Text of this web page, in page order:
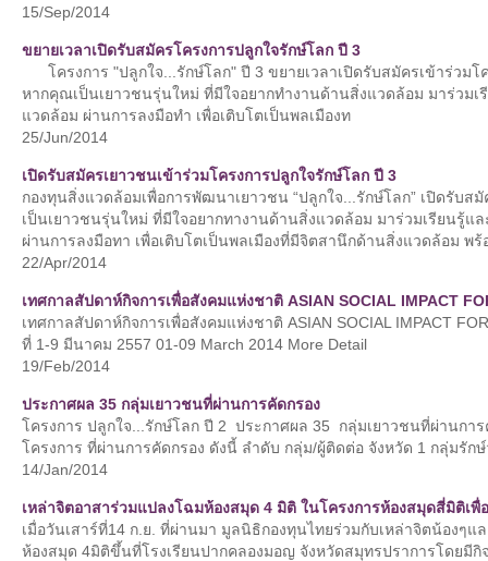
15/Sep/2014
ขยายเวลาเปิดรับสมัครโครงการปลูกใจรักษ์โลก ปี 3
โครงการ "ปลูกใจ...รักษ์โลก" ปี 3 ­ขยายเวลาเปิดรับสมัครเข้าร่วมโ
หากคุณเป็นเยาวชนรุ่นใหม่ ที่มีใจอยากทำงานด้านสิ่งแวดล้อม มาร่วม
แวดล้อม ผ่านการลงมือทำ เพื่อเติบโตเป็นพลเมืองท
25/Jun/2014
เปิดรับสมัครเยาวชนเข้าร่วมโครงการปลูกใจรักษ์โลก ปี 3
กองทุนสิ่งแวดล้อมเพื่อการพัฒนาเยาวชน “ปลูกใจ...รักษ์โลก” เปิดรับส
เป็นเยาวชนรุ่นใหม่ ที่มีใจอยากทางานด้านสิ่งแวดล้อม มาร่วมเรียนรู้
ผ่านการลงมือทา เพื่อเติบโตเป็นพลเมืองที่มีจิตสานึกด้านสิ่งแวดล้อม พร้
22/Apr/2014
เทศกาลสัปดาห์กิจการเพื่อสังคมแห่งชาติ ASIAN SOCIAL IMPACT
เทศกาลสัปดาห์กิจการเพื่อสังคมแห่งชาติ ASIAN SOCIAL IMPACT
ที่ 1-9 มีนาคม 2557 01-09 March 2014 More Detail
19/Feb/2014
ประกาศผล 35 กลุ่มเยาวชนที่ผ่านการคัดกรอง
โครงการ ปลูกใจ...รักษ์โลก ปี 2 ประกาศผล 35 กลุ่มเยาวชนที่ผ่านก
โครงการ ที่ผ่านการคัดกรอง ดังนี้ ลำดับ กลุ่ม/ผู้ติดต่อ จังหวัด 1 กลุ่มรักษ์
14/Jan/2014
เหล่าจิตอาสาร่วมแปลงโฉมห้องสมุด 4 มิติ ในโครงการห้องสมุดสี่มิติเพื่
เมื่อวันเสาร์ที่14 ก.ย. ที่ผ่านมา มูลนิธิกองทุนไทยร่วมกับเหล่าจิตน้องๆ
ห้องสมุด 4มิติขึ้นที่โรงเรียนปากคลองมอญ จังหวัดสมุทรปราการโดยมี